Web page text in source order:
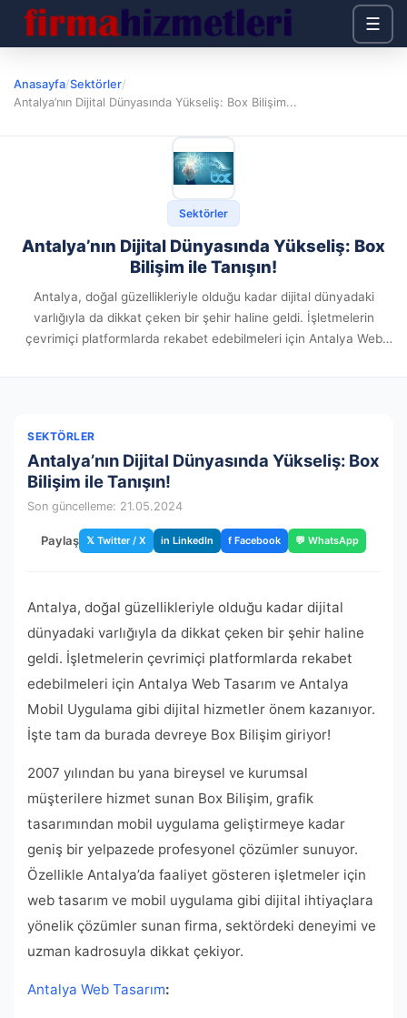
☰
Anasayfa/Sektörler/
Antalya’nın Dijital Dünyasında Yükseliş: Box Bilişim...
Sektörler
Antalya’nın Dijital Dünyasında Yükseliş: Box
Bilişim ile Tanışın!
Antalya, doğal güzellikleriyle olduğu kadar dijital dünyadaki
varlığıyla da dikkat çeken bir şehir haline geldi. İşletmelerin
çevrimiçi platformlarda rekabet edebilmeleri için Antalya Web
SEKTÖRLER
Antalya’nın Dijital Dünyasında Yükseliş: Box
Bilişim ile Tanışın!
Son güncelleme: 21.05.2024
Paylaş 𝕏 Twitter / X in LinkedIn f Facebook 💬 WhatsApp
Antalya, doğal güzellikleriyle olduğu kadar dijital
dünyadaki varlığıyla da dikkat çeken bir şehir haline
geldi. İşletmelerin çevrimiçi platformlarda rekabet
edebilmeleri için Antalya Web Tasarım ve Antalya
Mobil Uygulama gibi dijital hizmetler önem kazanıyor.
İşte tam da burada devreye Box Bilişim giriyor!
2007 yılından bu yana bireysel ve kurumsal
müşterilere hizmet sunan Box Bilişim, grafik
tasarımından mobil uygulama geliştirmeye kadar
geniş bir yelpazede profesyonel çözümler sunuyor.
Özellikle Antalya’da faaliyet gösteren işletmeler için
web tasarım ve mobil uygulama gibi dijital ihtiyaçlara
yönelik çözümler sunan firma, sektördeki deneyimi ve
uzman kadrosuyla dikkat çekiyor.
Antalya Web Tasarım: